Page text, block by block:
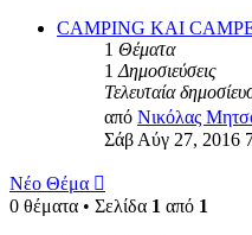
CAMPING KAI
1 Θέματα
1 Δημοσιεύσεις
Τελευταία
από Νικόλας
Σάβ Αύγ 27, 2016
Νέο Θέμα
0 θέματα • Σελίδα 1 από 1